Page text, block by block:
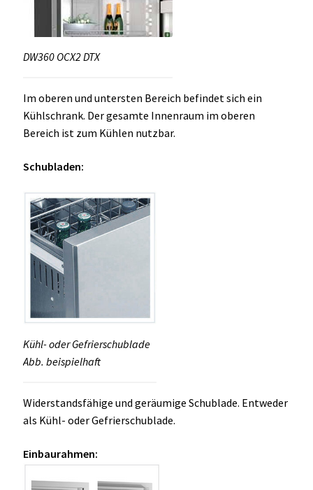
DW360 OCX2 DTX
Im oberen und untersten Bereich befindet sich ein
Kühlschrank. Der gesamte Innenraum im oberen
Bereich ist zum Kühlen nutzbar.
Schubladen:
Kühl- oder Gefrierschublade
Abb. beispielhaft
Widerstandsfähige und geräumige Schublade. Entweder
als Kühl- oder Gefrierschublade.
Einbaurahmen: